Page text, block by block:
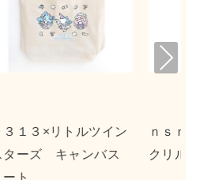
ｎｓｎ×ポチャッコ ア
クリルキーホルダー２
Nex